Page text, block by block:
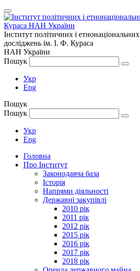
Інститут політичних і етнонаціональних
досліджень ім. І. Ф. Кураса
НАН України
Пошук
Укр
Eng
Пошук
Пошук
Укр
Eng
Головна
Про Інститут
Законодавча база
Історія
Напрями діяльності
Державні закупівлі
2010 рік
2011 рік
2012 рік
2015 рік
2016 рік
2017 рік
2018 рік